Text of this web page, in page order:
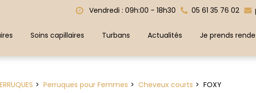
Vendredi : 09h:00 - 18h30 05 61 35 76 02
Soins capillaires Turbans Actualités Je prends
Perruques pour Femmes Cheveux courts FOXY